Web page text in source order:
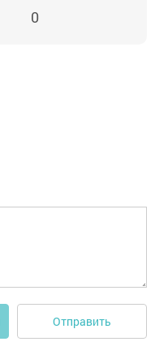
0
Отправить